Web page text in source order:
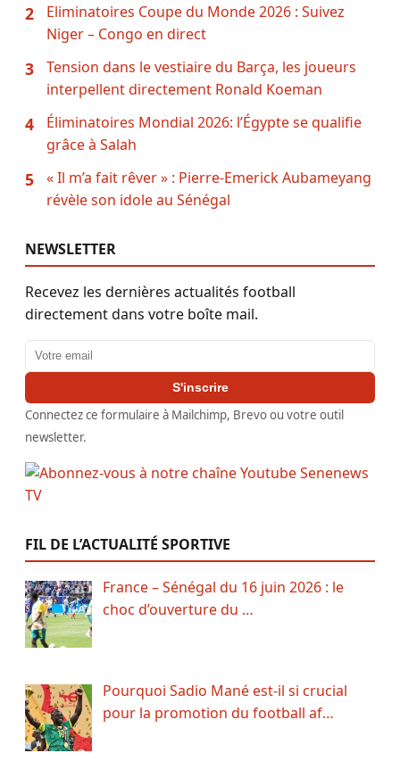
2
Eliminatoires Coupe du Monde 2026 : Suivez
Niger – Congo en direct
3
Tension dans le vestiaire du Barça, les joueurs
interpellent directement Ronald Koeman
4
Éliminatoires Mondial 2026: l’Égypte se qualifie
grâce à Salah
5
« Il m’a fait rêver » : Pierre-Emerick Aubameyang
révèle son idole au Sénégal
NEWSLETTER
Recevez les dernières actualités football
directement dans votre boîte mail.
Adresse email
S'inscrire
Connectez ce formulaire à Mailchimp, Brevo ou votre outil
newsletter.
FIL DE L’ACTUALITÉ SPORTIVE
France – Sénégal du 16 juin 2026 : le
choc d’ouverture du …
Pourquoi Sadio Mané est-il si crucial
pour la promotion du football af…